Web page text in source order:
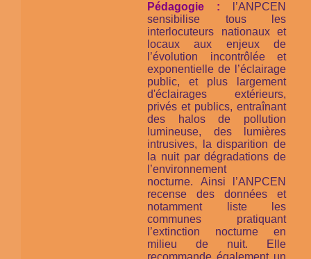
Pédagogie :
l’ANPCEN
sensibilise tous les
interlocuteurs nationaux et
locaux aux enjeux de
l’évolution incontrôlée et
exponentielle de l’éclairage
public, et plus largement
d'éclairages extérieurs,
privés et publics, entraînant
des halos de pollution
lumineuse, des lumières
intrusives, la disparition de
la nuit par dégradations de
l’environnement
nocturne. Ainsi l’ANPCEN
recense des données et
notamment liste les
communes pratiquant
l’extinction nocturne en
milieu de nuit. Elle
recommande également un